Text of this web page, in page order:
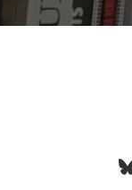
Bluesky